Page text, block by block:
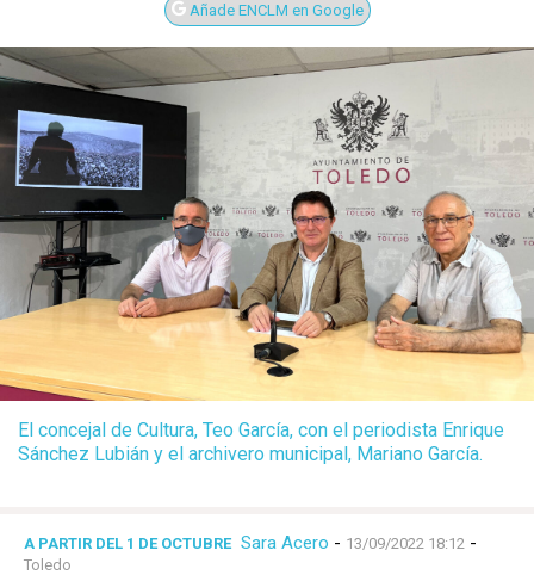
Añade ENCLM en Google
El concejal de Cultura, Teo García, con el periodista Enrique
Sánchez Lubián y el archivero municipal, Mariano García.
A PARTIR DEL 1 DE OCTUBRE Sara Acero - 13/09/2022 18:12 -
Toledo